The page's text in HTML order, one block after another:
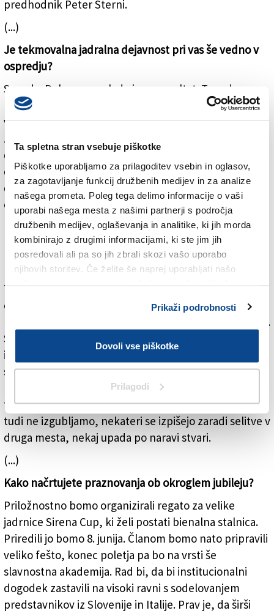
Ta spletna stran vsebuje piškotke
Piškotke uporabljamo za prilagoditev vsebin in oglasov,
za zagotavljanje funkcij družbenih medijev in za analize
našega prometa. Poleg tega delimo informacije o vaši
uporabi našega mesta z našimi partnerji s področja
družbenih medijev, oglaševanja in analitike, ki jih morda
kombinirajo z drugimi informacijami, ki ste jim jih
posredovali ali pa so jih zbrali skozi vašo uporabo
njihovih storitev. Če želite še naprej uporabljati našo
Prikaži podrobnosti
Dovoli vse piškotke
Prilagodi
predhodnik Peter Sterni.
(...)
Je tekmovalna jadralna dejavnost pri vas še vedno v
ospredju?
Seveda. Delamo za mlade in za rezultat. To rad
poudarim. In včasih rezultat tudi pride. Zato tudi čim
več finančnih sredstev vlagamo v športno dejavnost,
zaradi katere smo dobili tudi koncesijo, da lahko
delujemo na tem delu barkovljanskega nasipa. Upam,
da je vsem jasno, kakšne izjemne rezultate smo
dosegli pri klubu, zdaj imamo med člani spet tudi
olimpijko.
(...)
Koliko članov šteje TPK Sirena ob svoji 100. obletnici?
Nekaj manj nas je kot 500, kar je več kot pred leti.
Trend članov progresivno raste. Za tem je seveda
odbor, ki sprejema prošnje za članstvo. Obenem pa je
lepo, da se zamejci lahko družimo v tako lepem klubu.
Stremim k temu, da bi se v klubu družili, si pomagali
in se zabavali, ne samo jadralci, ampak tudi njihovi
starši in drugi. Mislili smo, da bo članstvo med
koronakrizo upadlo zaradi gospodarske krize, a smo
takrat večinoma ohranili vse člane. Članov v glavnim
tudi ne izgubljamo, nekateri se izpišejo zaradi selitve v
druga mesta, nekaj upada po naravi stvari.
(...)
Kako načrtujete praznovanja ob okroglem jubileju?
Priložnostno bomo organizirali regato za velike
jadrnice Sirena Cup, ki želi postati bienalna stalnica.
Priredili jo bomo 8. junija. Članom bomo nato pripravili
veliko fešto, konec poletja pa bo na vrsti še
slavnostna akademija. Rad bi, da bi institucionalni
dogodek zastavili na visoki ravni s sodelovanjem
predstavnikov iz Slovenije in Italije. Prav je, da širši